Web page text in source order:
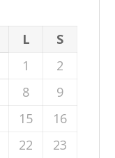
L
S
1
2
8
9
15
16
22 23